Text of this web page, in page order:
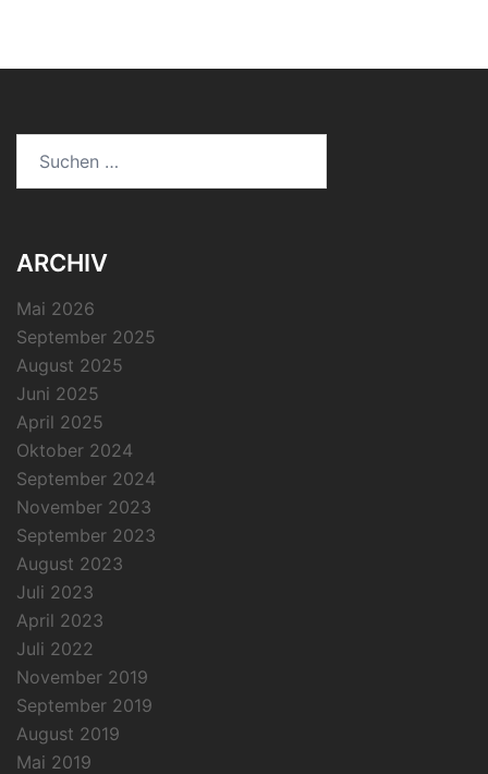
nach:
ARCHIV
Mai 2026
September 2025
August 2025
Juni 2025
April 2025
Oktober 2024
September 2024
November 2023
September 2023
August 2023
Juli 2023
April 2023
Juli 2022
November 2019
September 2019
August 2019
Mai 2019